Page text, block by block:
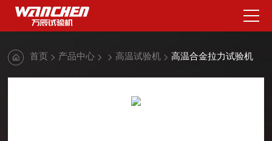
首页 产品中心 高温试验机 高温合金拉力试验机